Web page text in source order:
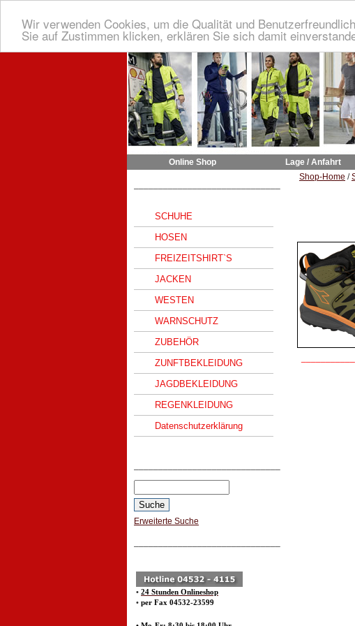
Wir verwenden Cookies, um die Qualität und
Sie auf Zustimmen klicken, erklären Sie sich damit
Online Shop Lage / Anfahrt
SCHUHE
HOSEN
FREIZEITSHIRT`S
JACKEN
WESTEN
WARNSCHUTZ
ZUBEHÖR
ZUNFTBEKLEIDUNG
JAGDBEKLEIDUNG
REGENKLEIDUNG
Datenschutzerklärung
Erweiterte Suche
• 24 Stunden Onlineshop
• per Fax 04532-23599
Shop-Home /